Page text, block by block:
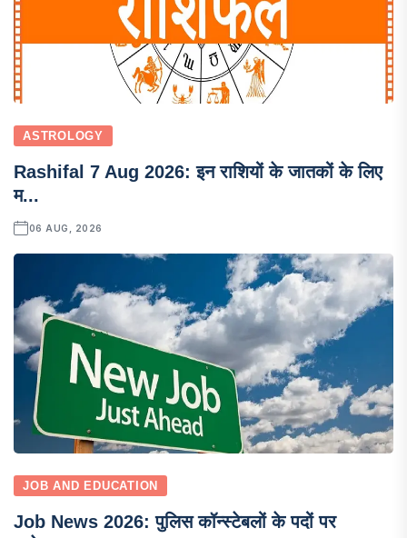
ASTROLOGY
Rashifal 7 Aug 2026: इन राशियों के जातकों के लिए
म...
06 AUG, 2026
JOB AND EDUCATION
Job News 2026: पुलिस कॉन्स्टेबलों के पदों पर